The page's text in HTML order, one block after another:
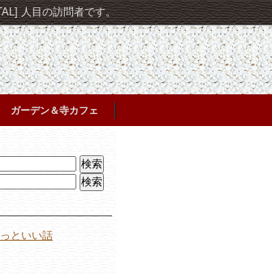
人目の訪問者です。
ガーデン＆寺カフェ
といい話